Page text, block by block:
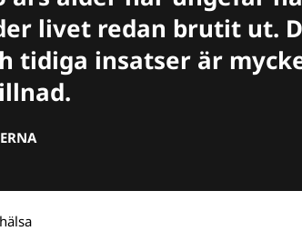
livet redan brutit ut.
tidiga insatser är